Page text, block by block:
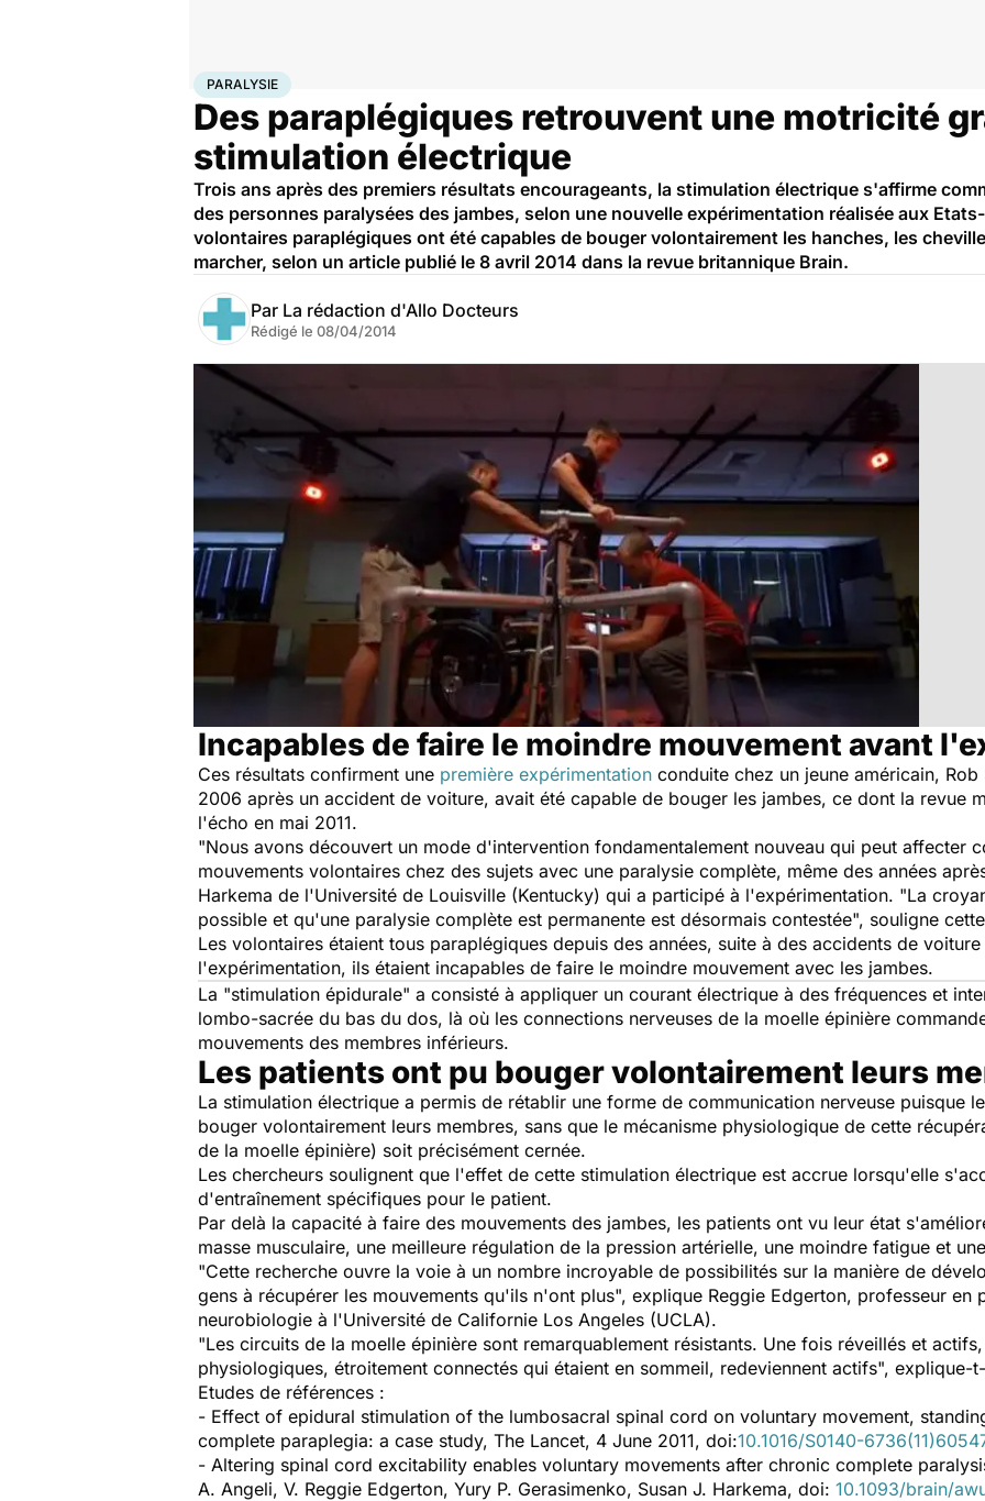
AccueilSantéMaladies
PARALYSIE
Des paraplégiques retrouvent une motricité
stimulation électrique
Trois ans après des premiers résultats encourageants, la stimulation électrique s'affirme
des personnes paralysées des jambes, selon une nouvelle expérimentation réalisée aux
volontaires paraplégiques ont été capables de bouger volontairement les hanches, les
marcher, selon un article publié le 8 avril 2014 dans la revue britannique Brain.
Par La rédaction d'Allo Docteurs
Rédigé le 08/04/2014
Incapables de faire le moindre mouvement avant
Ces résultats confirment une première expérimentation conduite chez un jeune américain,
2006 après un accident de voiture, avait été capable de bouger les jambes, ce dont la revue
l'écho en mai 2011.
"Nous avons découvert un mode d'intervention fondamentalement nouveau qui peut affecter
mouvements volontaires chez des sujets avec une paralysie complète, même des années
Harkema de l'Université de Louisville (Kentucky) qui a participé à l'expérimentation. "La
possible et qu'une paralysie complète est permanente est désormais contestée", souligne
Les volontaires étaient tous paraplégiques depuis des années, suite à des accidents de
l'expérimentation, ils étaient incapables de faire le moindre mouvement avec les jambes.
La "stimulation épidurale" a consisté à appliquer un courant électrique à des fréquences et
lombo-sacrée du bas du dos, là où les connections nerveuses de la moelle épinière
mouvements des membres inférieurs.
Les patients ont pu bouger volontairement leurs
La stimulation électrique a permis de rétablir une forme de communication nerveuse puisque
bouger volontairement leurs membres, sans que le mécanisme physiologique de cette
de la moelle épinière) soit précisément cernée.
Les chercheurs soulignent que l'effet de cette stimulation électrique est accrue lorsqu'elle
d'entraînement spécifiques pour le patient.
Par delà la capacité à faire des mouvements des jambes, les patients ont vu leur état
masse musculaire, une meilleure régulation de la pression artérielle, une moindre fatigue et
"Cette recherche ouvre la voie à un nombre incroyable de possibilités sur la manière de
gens à récupérer les mouvements qu'ils n'ont plus", explique Reggie Edgerton, professeur en
neurobiologie à l'Université de Californie Los Angeles (UCLA).
"Les circuits de la moelle épinière sont remarquablement résistants. Une fois réveillés et
physiologiques, étroitement connectés qui étaient en sommeil, redeviennent actifs", explique-
Etudes de références :
- Effect of epidural stimulation of the lumbosacral spinal cord on voluntary movement,
complete paraplegia: a case study, The Lancet, 4 June 2011, doi:10.1016/S0140-
- Altering spinal cord excitability enables voluntary movements after chronic complete
A. Angeli, V. Reggie Edgerton, Yury P. Gerasimenko, Susan J. Harkema, doi: 10.1093/brain/